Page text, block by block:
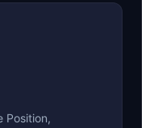
Position,